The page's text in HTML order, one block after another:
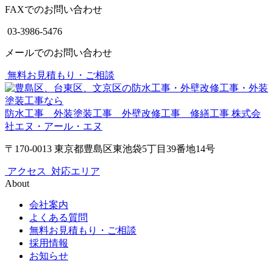
FAXでのお問い合わせ
03-3986-5476
メールでのお問い合わせ
無料お見積もり・ご相談
防水工事 外装塗装工事 外壁改修工事 修繕工事 株式会
社エヌ・アール・エヌ
〒170-0013 東京都豊島区東池袋5丁目39番地14号
アクセス 対応エリア
About
会社案内
よくある質問
無料お見積もり・ご相談
採用情報
お知らせ